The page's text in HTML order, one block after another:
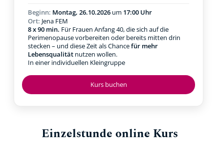
Kurs buchen
Beginn: Montag, 26.10.2026 um 17:00 Uhr
Ort: Jena FEM
8 x 90 min. Für Frauen Anfang 40, die sich auf die
Perimenopause vorbereiten oder bereits mitten drin
stecken – und diese Zeit als Chancefür mehr
Lebensqualität nutzen wollen.
In einer individuellen Kleingruppe
Einzelstunde online Kurs